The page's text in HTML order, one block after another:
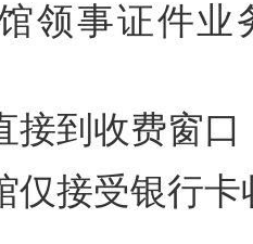
事证件业
到收费窗口
接受银行卡